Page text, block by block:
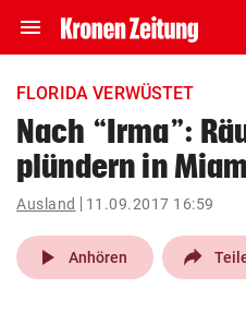
menu Navigation
ein-/ausklappen
account_circle Anmelden
pin_drop
Wien
FLORIDA VERWÜSTET
Nach “Irma”:
plündern in
Ausland 11.09.2017 16:59
play_arrow Anhören